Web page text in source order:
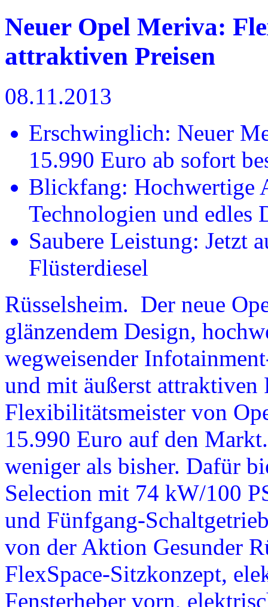
Neuer Opel Meriva:
attraktiven Preisen
08.11.2013
Erschwinglich: Neuer
15.990 Euro ab sofort
Blickfang: Hochwertige
Technologien und edles
Saubere Leistung: Jetzt
Flüsterdiesel
Rüsselsheim. Der neue
glänzendem Design,
wegweisender
und mit äußerst attraktiven
Flexibilitätsmeister von
15.990 Euro auf den
weniger als bisher. Dafür
Selection mit 74 kW/100
und Fünfgang-
von der Aktion Gesunder
FlexSpace-Sitzkonzept,
Fensterheber vorn,